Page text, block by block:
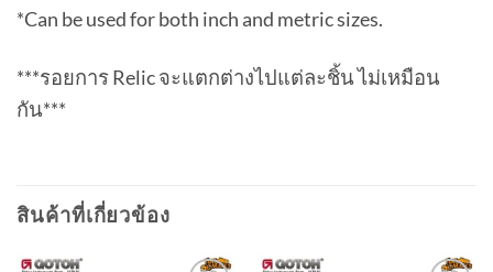
*Can be used for both inch and metric sizes.
***รอยการ Relic จะแตกต่างไปแต่ละชิ้น ไม่เหมือน
กัน***
สินค้าที่เกี่ยวข้อง